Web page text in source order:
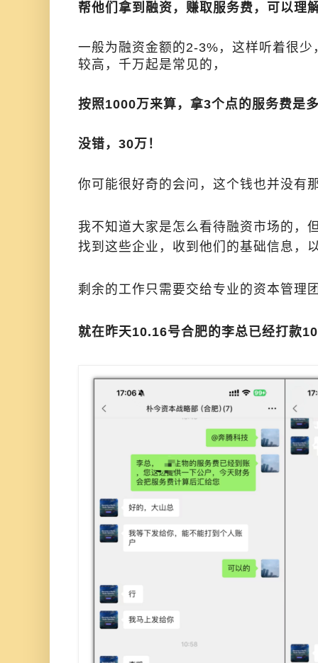
帮他们拿到融资，赚取服务费，可以理
一般为融资金额的2-3%，这样听着很
较高，千万起是常见的，
按照1000万来算，拿3个点的服务费是
没错，30万！
你可能很好奇的会问，这个钱也并没有
我不知道大家是怎么看待融资市场的，
找到这些企业，收到他们的基础信息，
剩余的工作只需要交给专业的资本管理
就在昨天10.16号合肥的李总已经打款